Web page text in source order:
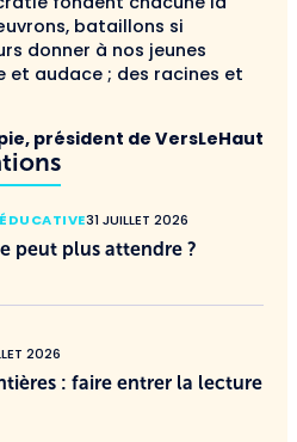
bataillons si
donner à nos jeunes
et audace ; des racines et
président de VersLeHaut
31 JUILLET 2026
peut plus attendre ?
2026
: faire entrer la lecture